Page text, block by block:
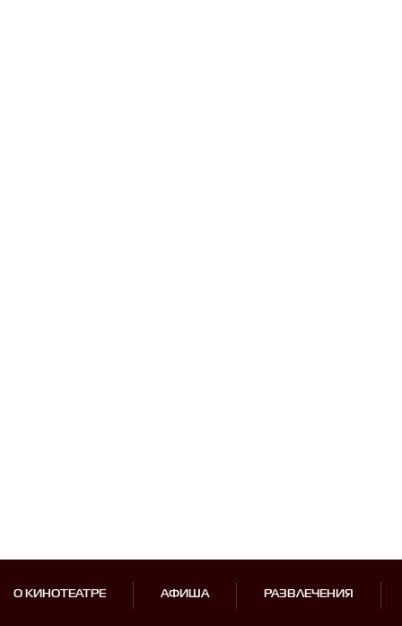
О КИНОТЕАТРЕ АФИША РАЗВЛЕЧЕНИЯ